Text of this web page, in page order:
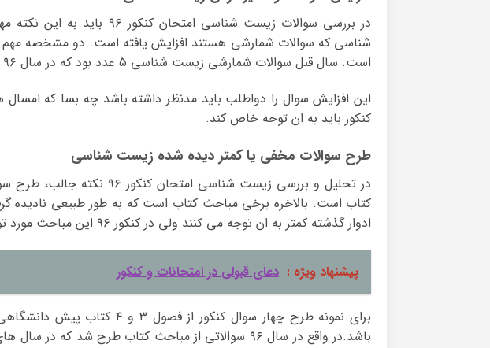
در بررسی سوالات زیست شناسی
شناسی که سوالات شمارشی هستند افزایش یافته است. دو مشخصه مهم
است. سال قبل سوالات شمارشی زیست شناسی ۵ عدد بود که در سال ۹۶ با افزایش دو سوال به ۷ عدد رسید.
این افزایش سوال را دواطلب باید مدنظر داشته باشد چه بسا که
کنکور باید به ان توجه خاص کند.
طرح سوالات مخفی یا کمتر دیده شده زیست شناسی
در تحلیل و بررسی زیست شناسی
کتاب است. بالاخره برخی مباحث کتاب است که به طور طبیعی نادیده
ادوار گذشته کمتر به ان توجه می کنند ولی در کنکور ۹۶ این مباحث مورد توجه قرار گرفتند.
پیشنهاد ویژه : دعای قبولی در امتحانات و کنکور
برای نمونه طرح چهار سوال کنکور
باشد.در واقع در سال ۹۶ سوالاتی از مباحث کتاب طرح شد